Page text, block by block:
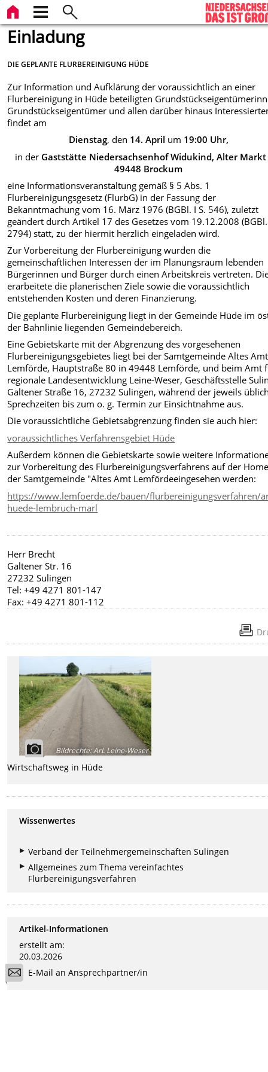
Einladung
DIE GEPLANTE FLURBEREINIGUNG HÜDE
Zur Information und Aufklärung der voraussichtlich an einer
Flurbereinigung in Hüde beteiligten
Grundstückseigentümer und allen darüber hinaus
findet am
Dienstag, den 14. April um 19:00 Uhr,
in der Gaststätte Niedersachsenhof Widukind, Alter Markt
49448 Brockum
eine Informationsveranstaltung gemäß § 5 Abs. 1
Flurbereinigungsgesetz (FlurbG) in der Fassung der
Bekanntmachung vom 16. März 1976 (BGBl. I S. 546), zuletzt
geändert durch Artikel 17 des Gesetzes vom 19.12.2008 (BGBl.
2794) statt, zu der hiermit herzlich eingeladen wird.
Zur Vorbereitung der Flurbereinigung wurden die
gemeinschaftlichen Interessen der im Planungsraum lebenden
Bürgerinnen und Bürger durch einen Arbeitskreis vertreten.
erarbeitete die planerischen Ziele sowie die voraussichtlich
entstehenden Kosten und deren Finanzierung.
Die geplante Flurbereinigung liegt in der Gemeinde Hüde im
der Bahnlinie liegenden Gemeindebereich.
Eine Gebietskarte mit der Abgrenzung des vorgesehenen
Flurbereinigungsgebietes liegt bei der Samtgemeinde Altes Amt
Lemförde, Hauptstraße 80 in 49448 Lemförde, und beim Amt
regionale Landesentwicklung Leine-Weser, Geschäftsstelle
Galtener Straße 16, 27232 Sulingen, während der jeweils
Sprechzeiten bis zum o. g. Termin zur Einsichtnahme aus.
Die voraussichtliche Gebietsabgrenzung finden sie auch hier:
voraussichtliches Verfahrensgebiet Hüde
Außerdem können die Gebietskarte sowie weitere
zur Vorbereitung des Flurbereinigungsverfahrens auf der
der Samtgemeinde "Altes Amt Lemfördeeingesehen werden:
https://www.lemfoerde.de/bauen/flurbereinigungsverfahren/
huede-lembruch-marl
Herr Brecht
Galtener Str. 16
27232 Sulingen
Tel: +49 4271 801-147
Fax: +49 4271 801-112
Bildrechte:ArL Leine-Weser
Wirtschaftsweg in Hüde
Wissenwertes
Verband der Teilnehmergemeinschaften Sulingen
Allgemeines zum Thema vereinfachtes
Flurbereinigungsverfahren
Artikel-Informationen
erstellt am:
20.03.2026
E-Mail an Ansprechpartner/in